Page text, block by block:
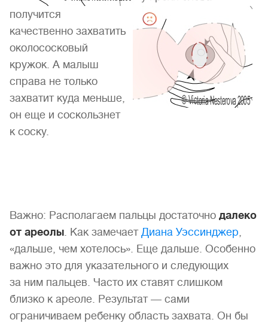
получится
качественно захватить
околососковый
кружок. А малыш
справа не только
захватит куда меньше,
он еще и соскользнет
к соску.
Важно: Располагаем пальцы достаточно далеко
от ареолы. Как замечает Диана Уэссинджер,
«дальше, чем хотелось». Еще дальше. Особенно
важно это для указательного и следующих
за ним пальцев. Часто их ставят слишком
близко к ареоле. Результат — сами
ограничиваем ребенку область захвата. Он бы